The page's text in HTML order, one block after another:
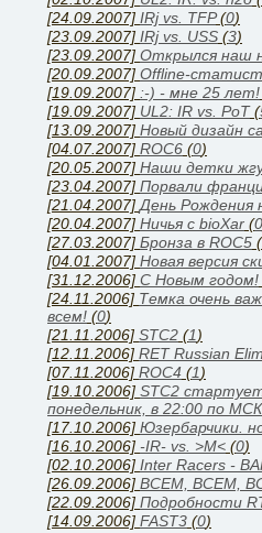
[24.09.2007] IRj vs. TFP(0)
[23.09.2007] IRj vs. USS (3)
[23.09.2007] Открылся наш
[20.09.2007] Offline-
[19.09.2007] :-) - мне 25 лет!
[19.09.2007] UL2: IR vs. PoT(
[13.09.2007] Новый дизайн
[04.07.2007] ROC6 (0)
[20.05.2007] Наши детки
[23.04.2007] Порвали
[21.04.2007] День Рождения
[20.04.2007] Ничья с bioXar (0
[27.03.2007] Бронза в ROC5 (
[04.01.2007] Новая версия
[31.12.2006] C Новым годом!
[24.11.2006] Темка очень
всем! (0)
[21.11.2006] STC2 (1)
[12.11.2006] RET Russian
[07.11.2006] ROC4 (1)
[19.10.2006] STC2
понедельник, в 22:00 по МСК
[17.10.2006] Юзербарчики.
[16.10.2006] -IR- vs. >M< (0)
[02.10.2006] Inter Racers -
[26.09.2006] ВСЕМ, ВСЕМ,
[22.09.2006] Подробности
[14.09.2006] FAST3 (0)